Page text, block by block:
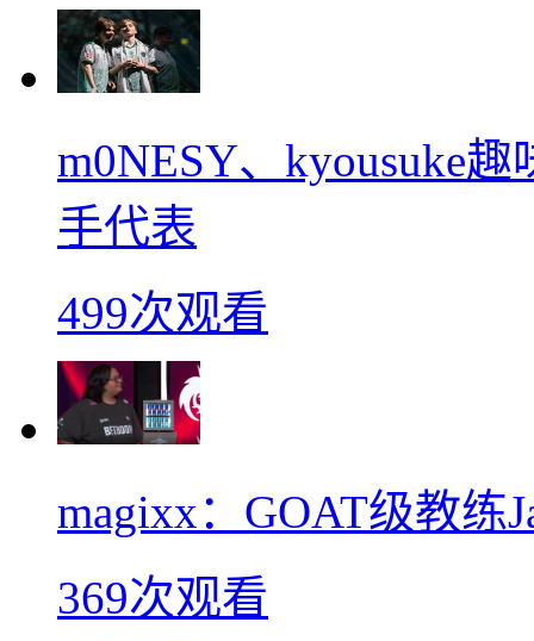
m0NESY、kyousuke
手代表
499次观看
magixx：GOAT级教练
369次观看